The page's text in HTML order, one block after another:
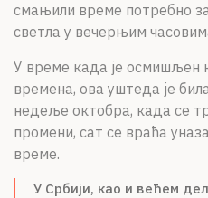
смањили време потребно
светла у вечерњим
У време када је осмишљен
времена, ова уштеда је
недеље октобра, када се
промени, сат се враћа
време.
У Србији, као и већем